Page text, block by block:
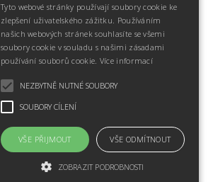
Tyto webové stránky používají soubory cookie ke
zlepšení uživatelského zážitku. Používáním
našich webových stránek souhlasíte se všemi
soubory cookie v souladu s našimi zásadami
používání souborů cookie. Více informací
NEZBYTNĚ NUTNÉ SOUBORY
SOUBORY CÍLENÍ
VŠE PŘIJMOUT VŠE ODMÍTNOUT
ZOBRAZIT PODROBNOSTI